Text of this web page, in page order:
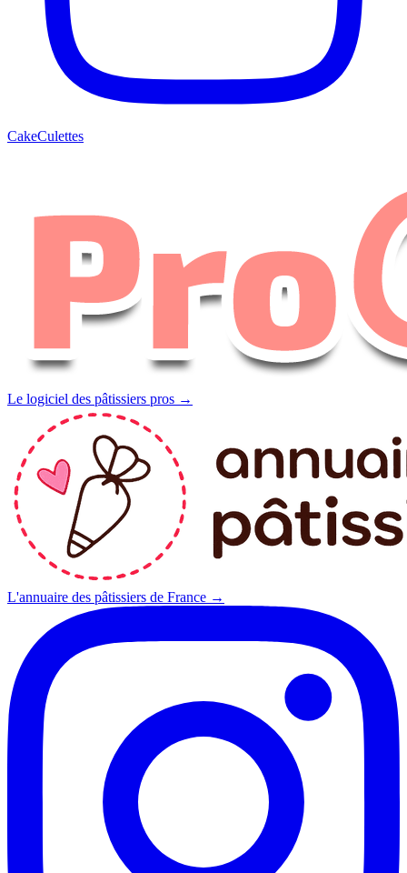
CakeCulettes
Le logiciel des pâtissiers pros →
L'annuaire des pâtissiers de France →